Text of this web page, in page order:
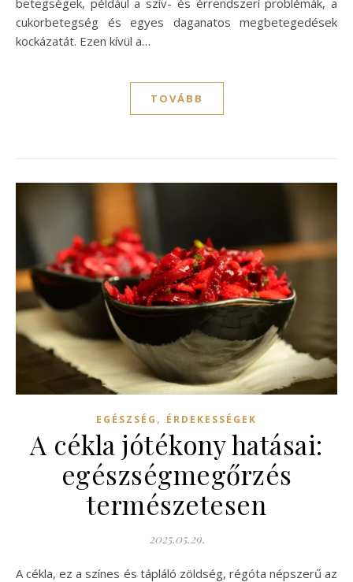
betegségek, például a szív- és érrendszeri problémák, a
cukorbetegség és egyes daganatos megbetegedések
kockázatát. Ezen kívül a…
TOVÁBB
EGÉSZSÉG , ÉRDEKESSÉGEK
A cékla jótékony hatásai:
egészségmegőrzés
természetesen
2025.05.29.
A cékla, ez a színes és tápláló zöldség, régóta népszerű az